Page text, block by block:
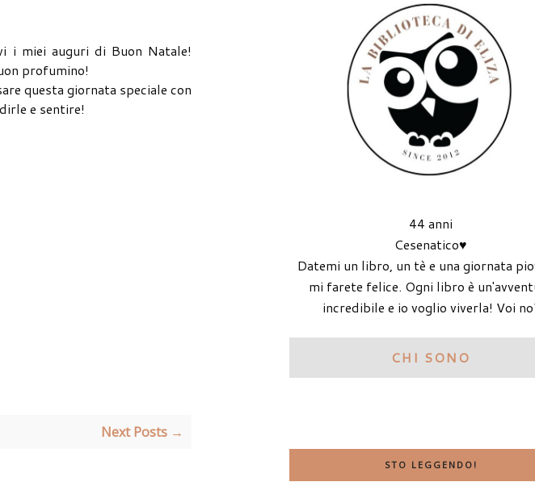
i miei auguri di Buon Natale!
profumino!
questa giornata speciale con
e sentire!
Next Posts →
44 anni
Cesenatico♥
Datemi un libro, un tè e una giornata
mi farete felice. Ogni libro è
incredibile e io voglio viverla! Voi
CHI SONO
STO LEGGENDO!